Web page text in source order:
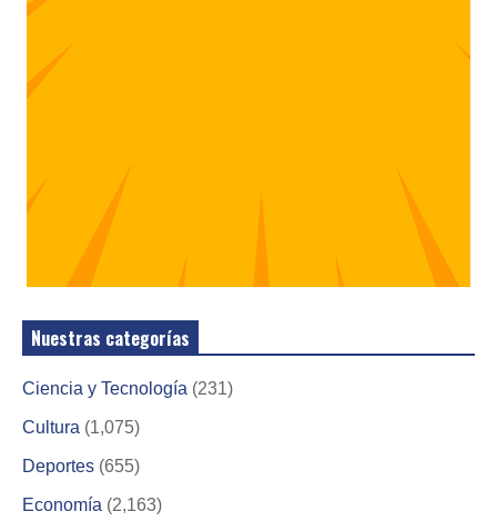
Nuestras categorías
Ciencia y Tecnología (231)
Cultura (1,075)
Deportes (655)
Economía (2,163)